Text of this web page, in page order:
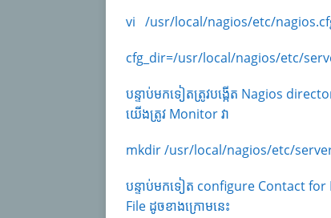
vi /usr/local/nagios/etc/
cfg_dir=/usr/local/nagios/etc/
បន្ទាប់មកទៀតត្រូវបង្កើត Nagios
យើងត្រូវ Monitor វា
mkdir /usr/local/nagios/etc/
បន្ទាប់មកទៀត configure Contact
File ដូចខាងក្រោមនេះ